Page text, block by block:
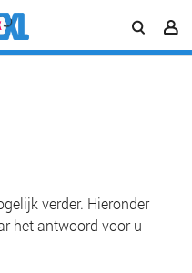
verder. Hieronder
het antwoord voor u